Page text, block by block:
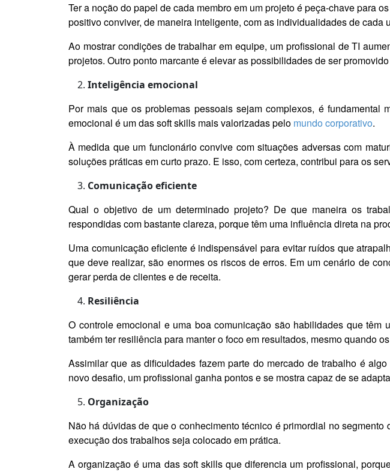
Ter a noção do papel de cada membro em um projeto é peça-chave para
positivo conviver, de maneira inteligente, com as individualidades de cada
Ao mostrar condições de trabalhar em equipe, um profissional de TI
projetos. Outro ponto marcante é elevar as possibilidades de ser
Inteligência emocional
Por mais que os problemas pessoais sejam complexos, é
emocional é um das soft skills mais valorizadas pelo mundo corporativo.
À medida que um funcionário convive com situações adversas com
soluções práticas em curto prazo. E isso, com certeza, contribui para os
Comunicação eficiente
Qual o objetivo de um determinado projeto? De que maneira os
respondidas com bastante clareza, porque têm uma influência direta na
Uma comunicação eficiente é indispensável para evitar ruídos que
que deve realizar, são enormes os riscos de erros. Em um cenário de
gerar perda de clientes e de receita.
Resiliência
O controle emocional e uma boa comunicação são habilidades que
também ter resiliência para manter o foco em resultados, mesmo quando
Assimilar que as dificuldades fazem parte do mercado de trabalho é
novo desafio, um profissional ganha pontos e se mostra capaz de se
Organização
Não há dúvidas de que o conhecimento técnico é primordial no
execução dos trabalhos seja colocado em prática.
A organização é uma das soft skills que diferencia um profissional,